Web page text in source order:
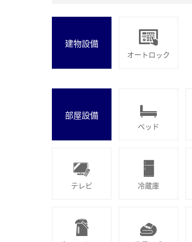
建物設備
オートロック
部屋設備
ベッド
テレビ 冷蔵庫